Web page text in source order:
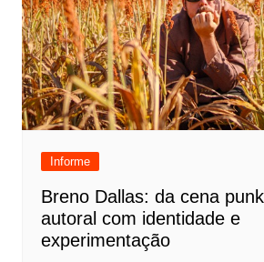
Informe
Breno Dallas: da cena
autoral com identidade e
experimentação